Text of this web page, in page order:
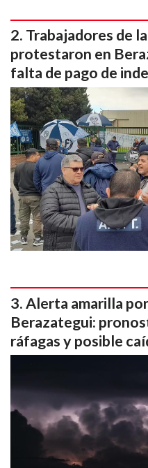
Trabajadores de
protestaron en
falta de pago de
Alerta amarilla
Berazategui:
ráfagas y posible